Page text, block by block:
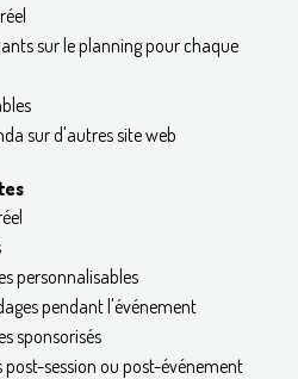
sur le planning pour chaque
sur d'autres site web
personnalisables
pendant l'événement
sponsorisés
session ou post-événement